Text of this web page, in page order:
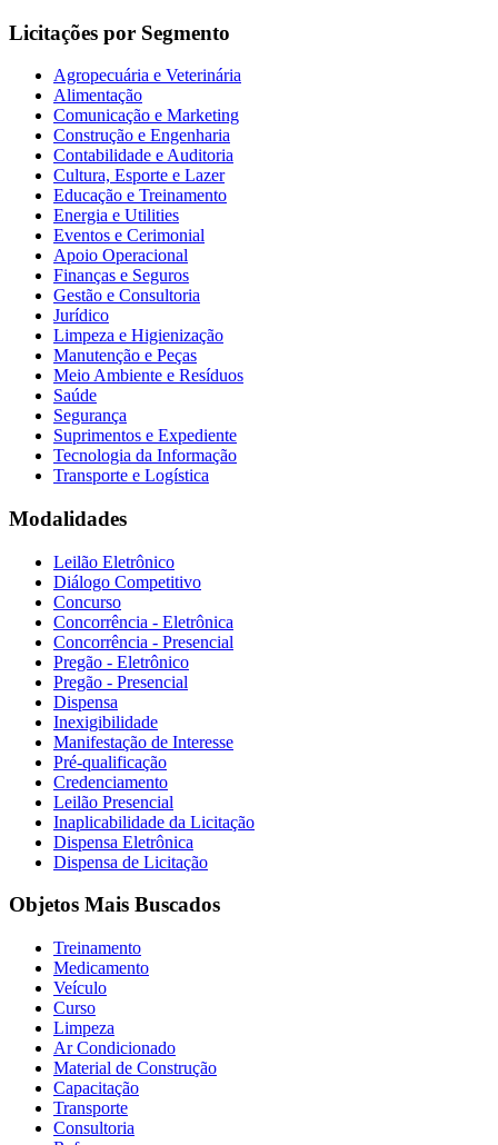
Licitações por Segmento
Agropecuária e Veterinária
Alimentação
Comunicação e Marketing
Construção e Engenharia
Contabilidade e Auditoria
Cultura, Esporte e Lazer
Educação e Treinamento
Energia e Utilities
Eventos e Cerimonial
Apoio Operacional
Finanças e Seguros
Gestão e Consultoria
Jurídico
Limpeza e Higienização
Manutenção e Peças
Meio Ambiente e Resíduos
Saúde
Segurança
Suprimentos e Expediente
Tecnologia da Informação
Transporte e Logística
Modalidades
Leilão Eletrônico
Diálogo Competitivo
Concurso
Concorrência - Eletrônica
Concorrência - Presencial
Pregão - Eletrônico
Pregão - Presencial
Dispensa
Inexigibilidade
Manifestação de Interesse
Pré-qualificação
Credenciamento
Leilão Presencial
Inaplicabilidade da Licitação
Dispensa Eletrônica
Dispensa de Licitação
Objetos Mais Buscados
Treinamento
Medicamento
Veículo
Curso
Limpeza
Ar Condicionado
Material de Construção
Capacitação
Transporte
Consultoria